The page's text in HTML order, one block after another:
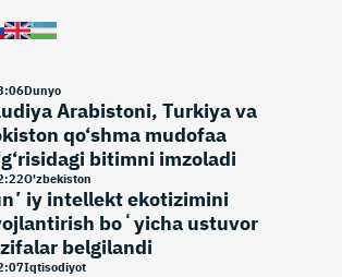
:06Dunyo
Arabistoni, Turkiya va
qo‘shma mudofaa
bitimni imzoladi
:22O'zbekiston
intellekt ekotizimini
boʻyicha ustuvor
belgilandi
:07Iqtisodiyot